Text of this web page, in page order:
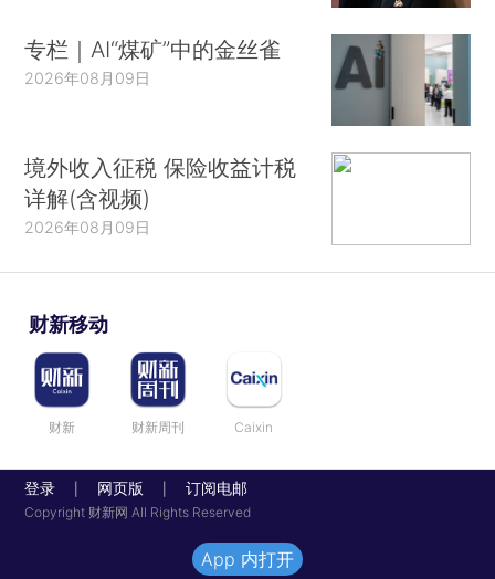
专栏｜AI“煤矿”中的金丝雀
2026年08月09日
境外收入征税 保险收益计税
详解(含视频)
2026年08月09日
财新移动
财新 财新周刊 Caixin
登录 网页版 订阅电邮
Copyright 财新网 All Rights Reserved
App 内打开